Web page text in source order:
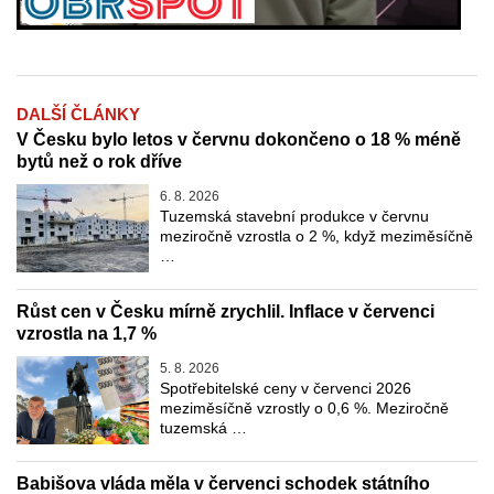
DALŠÍ ČLÁNKY
V Česku bylo letos v červnu dokončeno o 18 % méně
bytů než o rok dříve
6. 8. 2026
Tuzemská stavební produkce v červnu
meziročně vzrostla o 2 %, když meziměsíčně
…
Růst cen v Česku mírně zrychlil. Inflace v červenci
vzrostla na 1,7 %
5. 8. 2026
Spotřebitelské ceny v červenci 2026
meziměsíčně vzrostly o 0,6 %. Meziročně
tuzemská …
Babišova vláda měla v červenci schodek státního